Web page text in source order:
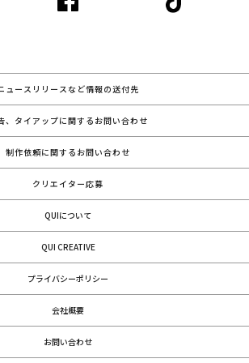
ュースリリースなど情報の送付先
、タイアップに関するお問い合わせ
制作依頼に関するお問い合わせ
クリエイター応募
QUIについて
QUI CREATIVE
プライバシーポリシー
会社概要
お問い合わせ